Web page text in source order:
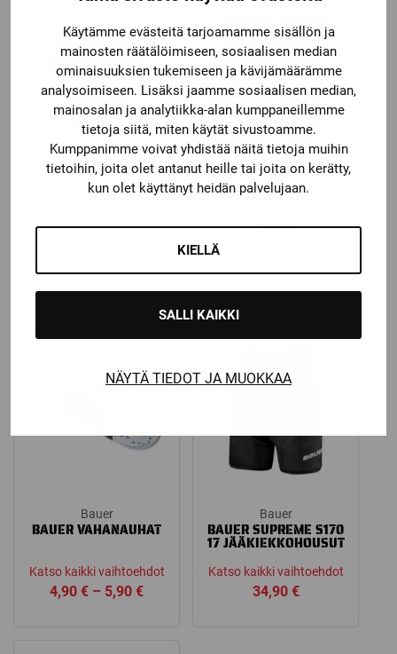
Käytämme evästeitä tarjoamamme sisällön ja
mainosten räätälöimiseen, sosiaalisen median
ominaisuuksien tukemiseen ja kävijämäärämme
analysoimiseen. Lisäksi jaamme sosiaalisen median,
mainosalan ja analytiikka-alan kumppaneillemme
tietoja siitä, miten käytät sivustoamme.
Kumppanimme voivat yhdistää näitä tietoja muihin
tietoihin, joita olet antanut heille tai joita on kerätty,
kun olet käyttänyt heidän palvelujaan.
KIELLÄ
SALLI KAIKKI
NÄYTÄ TIEDOT JA MUOKKAA
Bauer
BAUER EROTUOMARIN
99,90€
Bauer
BAUER
FLEX
Katso kaikki vaihtoehdot
26,90€ – 30,90€Price
range:
through
Bauer
BAUER VAHANAUHAT
Katso kaikki vaihtoehdot
4,90€ – 5,90€Price
Bauer
BAUER SUPREME S170
17 JÄÄKIEKKOHOUSUT
Katso kaikki vaihtoehdot
34,90 €